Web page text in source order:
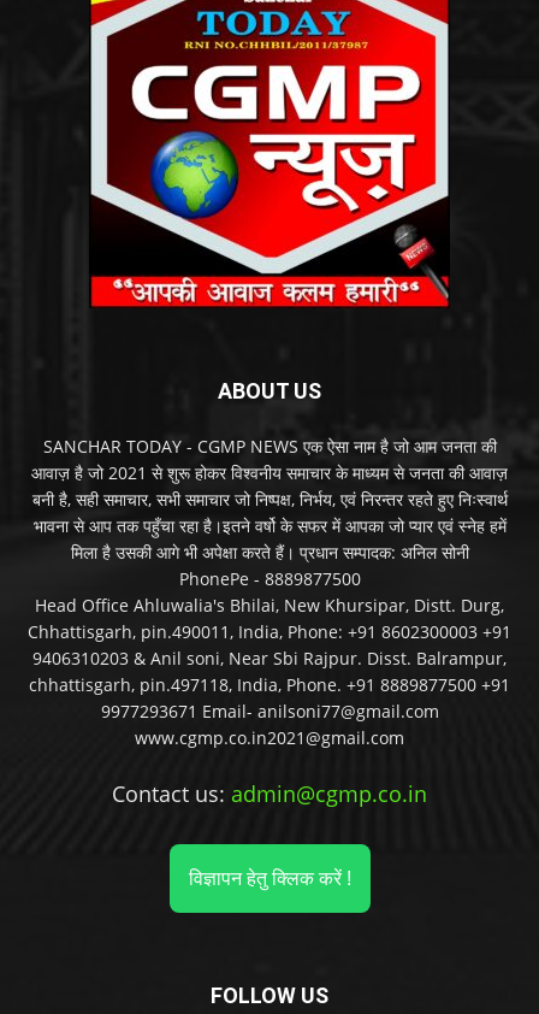
ABOUT US
SANCHAR TODAY - CGMP NEWS एक ऐसा नाम है जो आम जनता की
आवाज़ है जो 2021 से शुरू होकर विश्वनीय समाचार के माध्यम से जनता की आवाज़
बनी है, सही समाचार, सभी समाचार जो निष्पक्ष, निर्भय, एवं निरन्तर रहते हुए निःस्वार्थ
भावना से आप तक पहुँचा रहा है।इतने वर्षो के सफर में आपका जो प्यार एवं स्नेह हमें
मिला है उसकी आगे भी अपेक्षा करते हैं। प्रधान सम्पादक: अनिल सोनी
PhonePe - 8889877500
Head Office Ahluwalia's Bhilai, New Khursipar, Distt. Durg,
Chhattisgarh, pin.490011, India, Phone: +91 8602300003 +91
9406310203 & Anil soni, Near Sbi Rajpur. Disst. Balrampur,
chhattisgarh, pin.497118, India, Phone. +91 8889877500 +91
9977293671 Email- anilsoni77@gmail.com
www.cgmp.co.in2021@gmail.com
Contact us: admin@cgmp.co.in
विज्ञापन हेतु क्लिक करें !
FOLLOW US